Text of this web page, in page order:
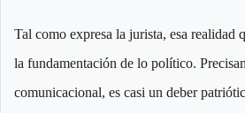
Tal como expresa la jurista, esa realidad
la fundamentación de lo político.
comunicacional, es casi un deber